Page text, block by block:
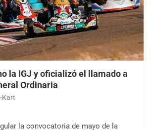
la IGJ y oficializó el llamado a
Ordinaria
Kart
la convocatoria de mayo de la